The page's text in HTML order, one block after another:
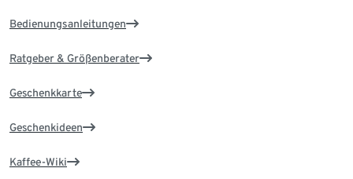
Bedienungsanleitungen
Ratgeber & Größenberater
Geschenkkarte
Geschenkideen
Kaffee-Wiki